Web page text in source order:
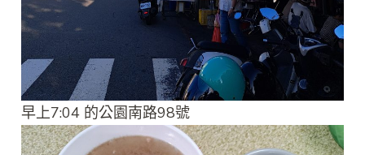
早上7:04 的公園南路98號